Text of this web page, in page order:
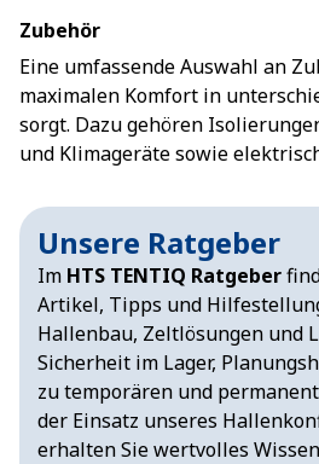
Zubehör
Eine umfassende Auswahl an
maximalen Komfort in
sorgt. Dazu gehören
und Klimageräte sowie
Unsere Ratgeber
Im HTS TENTIQ Ratgeber
Artikel, Tipps und
Hallenbau, Zeltlösungen und
Sicherheit im Lager,
zu temporären und
der Einsatz unseres
erhalten Sie wertvolles